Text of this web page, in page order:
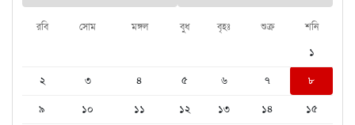
রবি সোম মঙ্গল বুধ বৃহঃ শুক্র শনি
১
২
৩ ৪ ৫ ৬ ৭
৮
৯
১০ ১১ ১২ ১৩ ১৪ ১৫